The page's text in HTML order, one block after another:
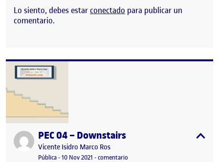
Lo siento, debes estarconectado para publicar un
comentario.
Publicado porPEC 04 – Downstairs
Publicado por
Vicente Isidro Marco Ros
Visibilidad:
Pública-Fecha de publicación
10 Nov 2021 10 noviembre, 2021 10:12 pm
-comentario